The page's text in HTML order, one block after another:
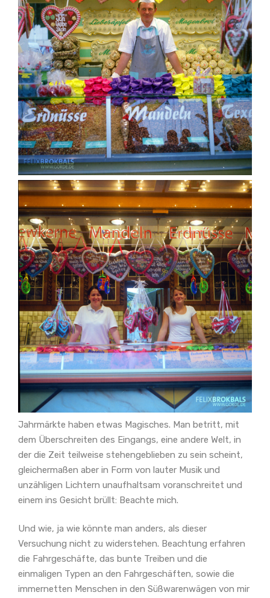
Jahrmärkte haben etwas Magisches. Man betritt, mit
dem Überschreiten des Eingangs, eine andere Welt, in
der die Zeit teilweise stehengeblieben zu sein scheint,
gleichermaßen aber in Form von lauter Musik und
unzähligen Lichtern unaufhaltsam voranschreitet und
einem ins Gesicht brüllt: Beachte mich.
Und wie, ja wie könnte man anders, als dieser
Versuchung nicht zu widerstehen. Beachtung erfahren
die Fahrgeschäfte, das bunte Treiben und die
einmaligen Typen an den Fahrgeschäften, sowie die
immernetten Menschen in den Süßwarenwägen von mir